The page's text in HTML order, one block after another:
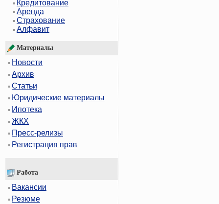
Кредитование
Аренда
Страхование
Алфавит
Материалы
Новости
Архив
Статьи
Юридические материалы
Ипотека
ЖКХ
Пресс-релизы
Регистрация прав
Работа
Вакансии
Резюме